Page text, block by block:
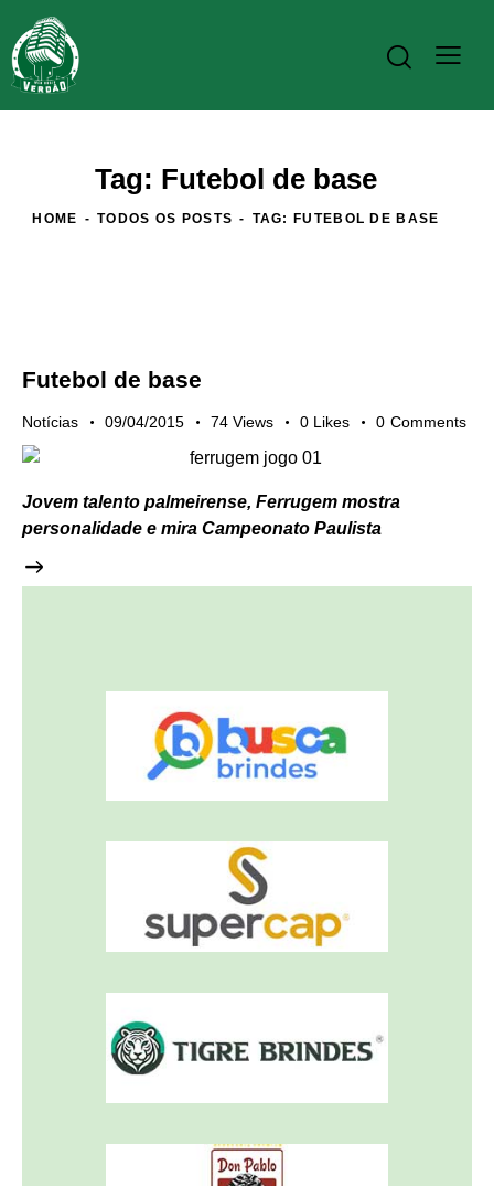
Tag: Futebol de base
HOME TODOS OS POSTS TAG: FUTEBOL DE BASE
Futebol de base
Notícias 09/04/2015 74 Views 0 Likes 0 Comments
Jovem talento palmeirense, Ferrugem mostra
personalidade e mira Campeonato Paulista